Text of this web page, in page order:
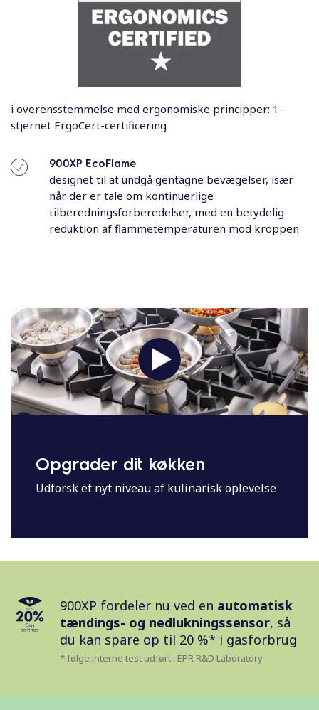
i overensstemmelse med ergonomiske principper: 1-
stjernet ErgoCert-certificering
900XP EcoFlame
designet til at undgå gentagne bevægelser, især
når der er tale om kontinuerlige
tilberedningsforberedelser, med en betydelig
reduktion af flammetemperaturen mod kroppen
Opgrader dit køkken
Udforsk et nyt niveau af kulinarisk oplevelse
900XP fordeler nu ved en automatisk
tændings- og nedlukningssensor, så
du kan spare op til 20 %* i gasforbrug
*ifølge interne test udført i EPR R&D Laboratory